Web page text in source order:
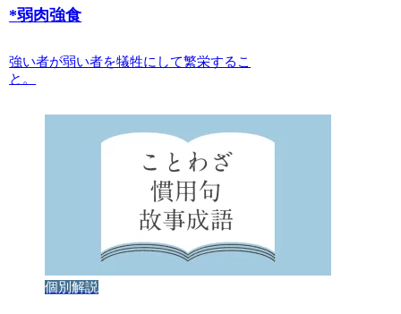
*弱肉強食
強い者が弱い者を犠牲にして繁栄するこ
と。
個別解説